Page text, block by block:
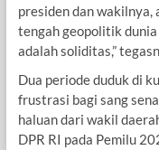
presiden dan wakilnya,
tengah geopolitik
adalah soliditas,”
Dua periode duduk di
frustrasi bagi sang
haluan dari wakil
DPR RI pada Pemilu